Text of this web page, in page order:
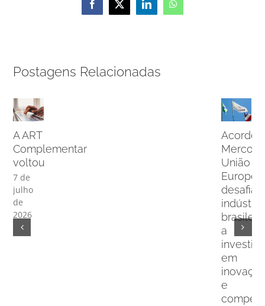
Facebook
X LinkedInWhatsApp
Postagens Relacionadas
A ART
Complementar
voltou
7 de
julho
de
2026
Acordo
União
Europeia
desafia
indústria
a
investir
em
e